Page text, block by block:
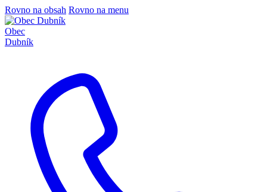
Rovno na obsah Rovno na menu
Obec
Dubník